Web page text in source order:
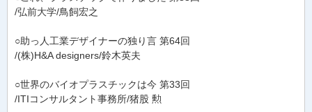
/弘前大学/鳥飼宏之
○助っ人工業デザイナーの独り言 第64回
/(株)H&A designers/鈴木英夫
○世界のバイオプラスチックは今 第33回
/ITIコンサルタント事務所/猪股 勲